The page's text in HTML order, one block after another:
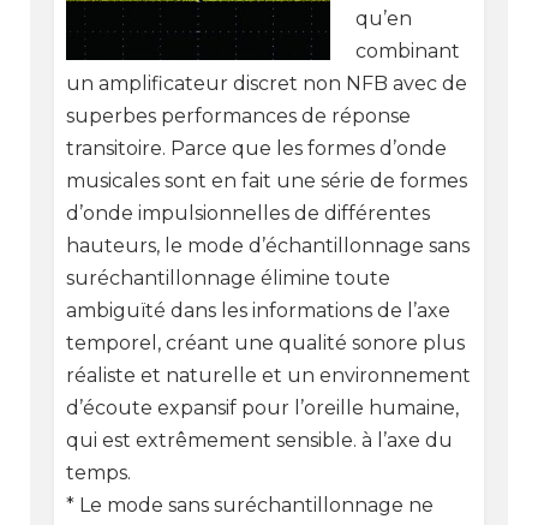
qu’en
combinant
un amplificateur discret non NFB avec de
superbes performances de réponse
transitoire. Parce que les formes d’onde
musicales sont en fait une série de formes
d’onde impulsionnelles de différentes
hauteurs, le mode d’échantillonnage sans
suréchantillonnage élimine toute
ambiguïté dans les informations de l’axe
temporel, créant une qualité sonore plus
réaliste et naturelle et un environnement
d’écoute expansif pour l’oreille humaine,
qui est extrêmement sensible. à l’axe du
temps.
* Le mode sans suréchantillonnage ne